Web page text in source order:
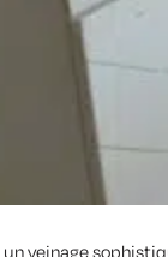
un veinage